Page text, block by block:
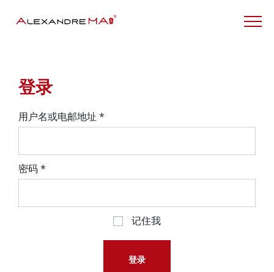
My Account – CN
登录
用户名或电邮地址 *
密码*
记住我
登录